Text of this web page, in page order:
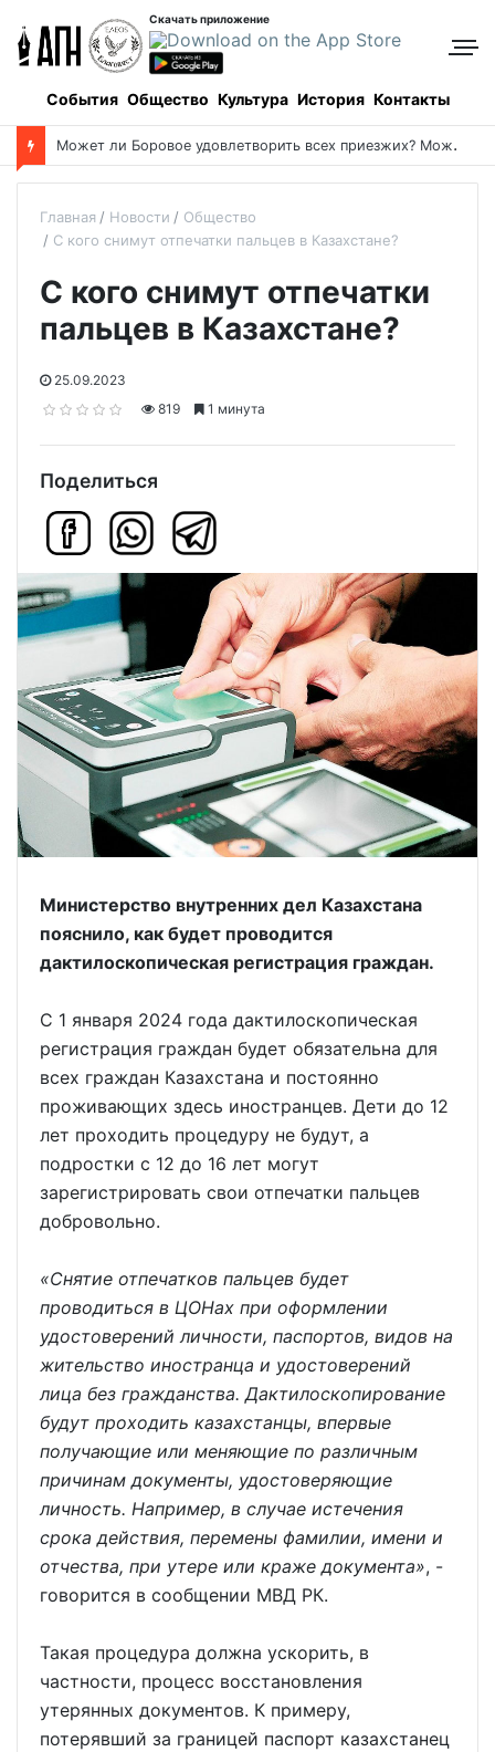
Скачать приложение
События Общество Культура История Контакты
Может ли Боровое удовлетворить всех приезжих? Может!
Главная Новости
Общество
С кого снимут отпечатки пальцев в Казахстане?
С кого снимут отпечатки
пальцев в Казахстане?
25.09.2023
819
1 минута
Поделиться
Министерство внутренних дел Казахстана
пояснило, как будет проводится
дактилоскопическая регистрация граждан.
С 1 января 2024 года дактилоскопическая
регистрация граждан будет обязательна для
всех граждан Казахстана и постоянно
проживающих здесь иностранцев. Дети до 12
лет проходить процедуру не будут, а
подростки с 12 до 16 лет могут
зарегистрировать свои отпечатки пальцев
добровольно.
«Снятие отпечатков пальцев будет
проводиться в ЦОНах при оформлении
удостоверений личности, паспортов, видов на
жительство иностранца и удостоверений
лица без гражданства. Дактилоскопирование
будут проходить казахстанцы, впервые
получающие или меняющие по различным
причинам документы, удостоверяющие
личность. Например, в случае истечения
срока действия, перемены фамилии, имени и
отчества, при утере или краже документа», -
говорится в сообщении МВД РК.
Такая процедура должна ускорить, в
частности, процесс восстановления
утерянных документов. К примеру,
потерявший за границей паспорт казахстанец